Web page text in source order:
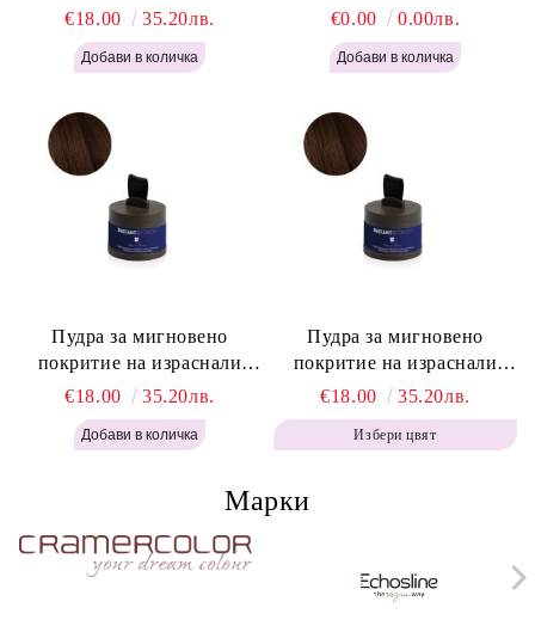
корени Русо - Labor Pro
Instant Retouch Powder -
Blonde H645
€18.00 35.20лв.
корени Светло Кафяво -
Labor Pro Instant Retouch
Powder - Light Brown H644
€0.00 0.00лв.
Пудра за мигновено
покритие на израснали
корени Топло Кафяво -
Labor Pro Instant Retouch
Powder - Warm Brown H643
€18.00 35.20лв.
Пудра за мигновено
покритие на израснали
корени Кафяво - Labor Pro
Instant Retouch Powder -
Brown H642
€18.00 35.20лв.
Избери цвят
Марки